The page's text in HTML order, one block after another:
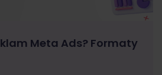
Meta Ads? Formaty